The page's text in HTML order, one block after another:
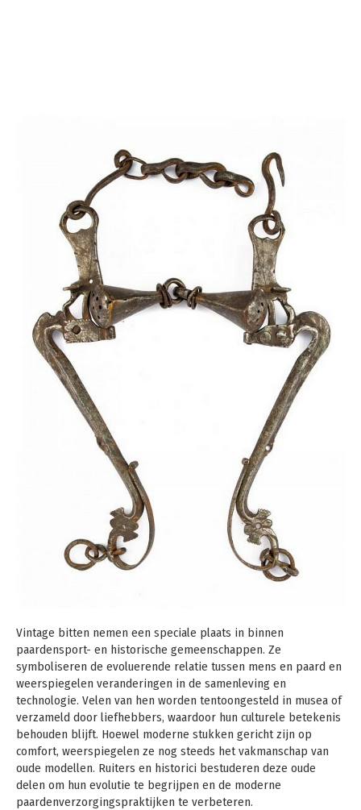
Vintage bitten nemen een speciale plaats in binnen
paardensport- en historische gemeenschappen. Ze
symboliseren de evoluerende relatie tussen mens en paard en
weerspiegelen veranderingen in de samenleving en
technologie. Velen van hen worden tentoongesteld in musea of ​​
verzameld door liefhebbers, waardoor hun culturele betekenis
behouden blijft. Hoewel moderne stukken gericht zijn op
comfort, weerspiegelen ze nog steeds het vakmanschap van
oude modellen. Ruiters en historici bestuderen deze oude
delen om hun evolutie te begrijpen en de moderne
paardenverzorgingspraktijken te verbeteren.